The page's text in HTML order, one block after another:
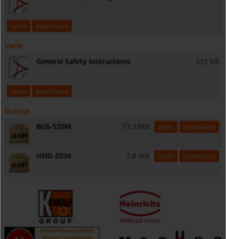
open download
Varie
General Safety Instructions 223 KB
open download
Scarica
BUS-S20M open download
HND-Z034 7,8 MB open download